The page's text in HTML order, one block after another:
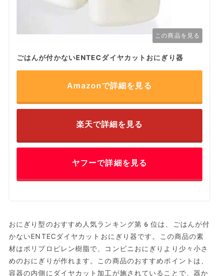
この商品を見る
ごはんが付かないENTECダイヤカットおにぎり器
Amazonで詳細を見る
楽天で詳細を見る
ヤフーで詳細を見る
おにぎり型のおすすめ人気ランキング第6位は、ごはんが付
かないENTECダイヤカットおにぎり器です。この商品の素
材はポリプロピレン樹脂で、コンビニおにぎりより少々小さ
めのおにぎりが作れます。この商品のおすすめポイントは、
容器の内側にダイヤカット加工が施されていることで、器か